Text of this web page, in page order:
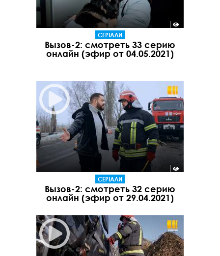
СЕРІАЛИ
Вызов-2: смотреть 33 серию
онлайн (эфир от 04.05.2021)
СЕРІАЛИ
Вызов-2: смотреть 32 серию
онлайн (эфир от 29.04.2021)